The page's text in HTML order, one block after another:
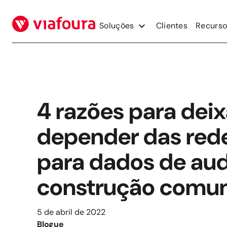
para
conteúdo
Soluções Clientes
4 razões para
depender das
para dados de
construção
5 de abril de 2022
Blogue